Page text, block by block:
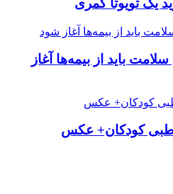
باید از بیمه‌ها آغاز
طبی کودکان+ عکس